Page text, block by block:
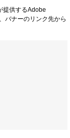
提供するAdobe
バナーのリンク先から